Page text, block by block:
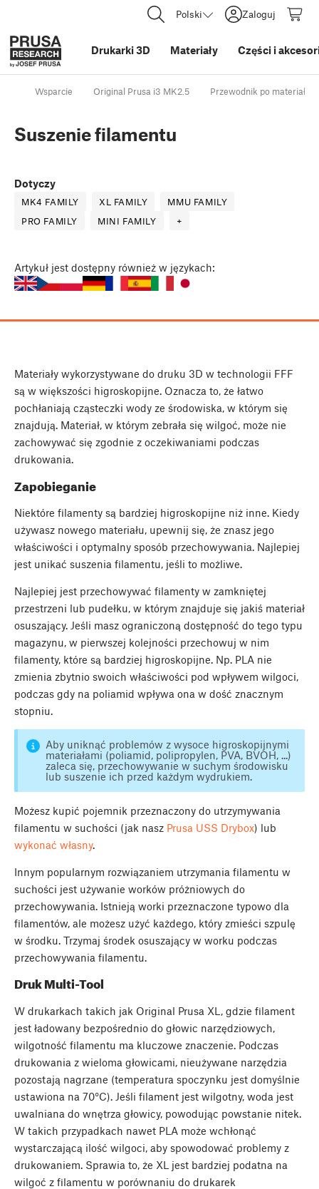
Polski Zaloguj
Drukarki 3D Materiały Części i
Wsparcie Original Prusa i3 MK2.5 Przewodnik po materiałach
Suszenie filamentu
Dotyczy
MK4 FAMILY XL FAMILY
MMU FAMILY
PRO FAMILY
MINI FAMILY +
Artykuł jest dostępny również w językach:
Materiały wykorzystywane do druku 3D w technologii FFF
są w większości higroskopijne. Oznacza to, że łatwo
pochłaniają cząsteczki wody ze środowiska, w którym się
znajdują. Materiał, w którym zebrała się wilgoć, może nie
zachowywać się zgodnie z oczekiwaniami podczas
drukowania.
Zapobieganie
Niektóre filamenty są bardziej higroskopijne niż inne. Kiedy
używasz nowego materiału, upewnij się, że znasz jego
właściwości i optymalny sposób przechowywania. Najlepiej
jest unikać suszenia filamentu, jeśli to możliwe.
Najlepiej jest przechowywać filamenty w zamkniętej
przestrzeni lub pudełku, w którym znajduje się jakiś materiał
osuszający. Jeśli masz ograniczoną dostępność do tego typu
magazynu, w pierwszej kolejności przechowuj w nim
filamenty, które są bardziej higroskopijne. Np. PLA nie
zmienia zbytnio swoich właściwości pod wpływem wilgoci,
podczas gdy na poliamid wpływa ona w dość znacznym
stopniu.
Aby uniknąć problemów z wysoce higroskopijnymi
materiałami (poliamid, polipropylen, PVA, BVOH, ...)
zaleca się, przechowywanie w suchym środowisku
lub suszenie ich przed każdym wydrukiem.
Możesz kupić pojemnik przeznaczony do utrzymywania
filamentu w suchości (jak nasz Prusa USS Drybox) lub
wykonać własny.
Innym popularnym rozwiązaniem utrzymania filamentu w
suchości jest używanie worków próżniowych do
przechowywania. Istnieją worki przeznaczone typowo dla
filamentów, ale możesz użyć każdego, który zmieści szpulę
w środku. Trzymaj środek osuszający w worku podczas
przechowywania filamentu.
Druk Multi-Tool
W drukarkach takich jak Original Prusa XL, gdzie filament
jest ładowany bezpośrednio do głowic narzędziowych,
wilgotność filamentu ma kluczowe znaczenie. Podczas
drukowania z wieloma głowicami, nieużywane narzędzia
pozostają nagrzane (temperatura spoczynku jest domyślnie
ustawiona na 70°C). Jeśli filament jest wilgotny, woda jest
uwalniana do wnętrza głowicy, powodując powstanie nitek.
W takich przypadkach nawet PLA może wchłonąć
wystarczającą ilość wilgoci, aby spowodować problemy z
drukowaniem. Sprawia to, że XL jest bardziej podatna na
wilgoć z filamentu w porównaniu do drukarek